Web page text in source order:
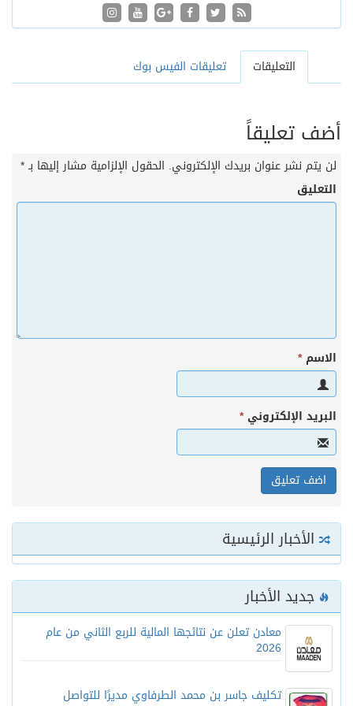
التعليقات تعليقات الفيس بوك
أضف تعليقاً
لن يتم نشر عنوان بريدك الإلكتروني. الحقول الإلزامية مشار إليها بـ*
التعليق
الاسم*
البريد الإلكتروني*
الأخبار الرئيسية
جديد الأخبار
معادن تعلن عن نتائجها المالية للربع الثاني من عام
2026
تكليف جاسر بن محمد الطرفاوي مديرًا للتواصل